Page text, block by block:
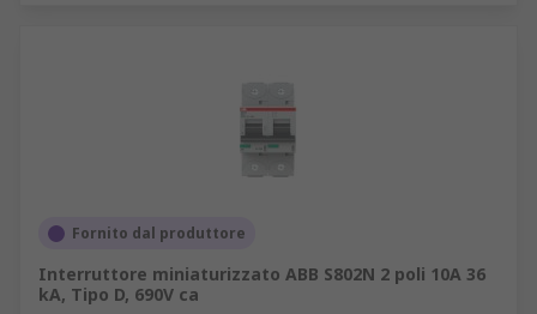
Fornito dal produttore
Interruttore miniaturizzato ABB S802N 2 poli 10A 36
kA, Tipo D, 690V ca